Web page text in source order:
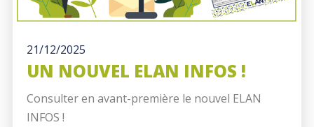
21/12/2025
UN NOUVEL ELAN INFOS !
Consulter en avant-première le nouvel ELAN
INFOS !